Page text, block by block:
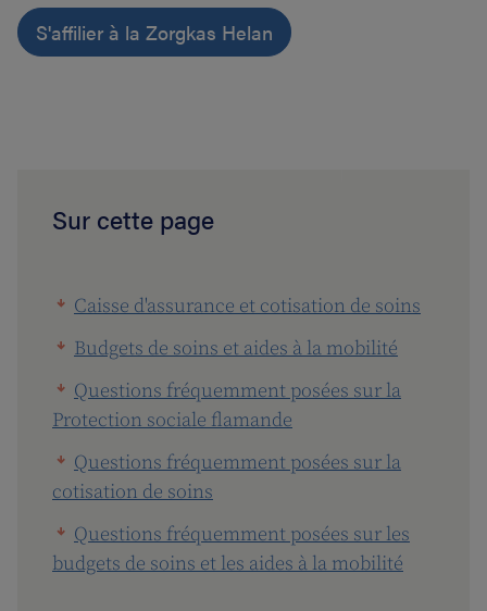
S'affilier à la Zorgkas Helan
Sur cette page
Caisse d'assurance et cotisation de soins
Budgets de soins et aides à la mobilité
Questions fréquemment posées sur la
Protection sociale flamande
Questions fréquemment posées sur la
cotisation de soins
Questions fréquemment posées sur les
budgets de soins et les aides à la mobilité